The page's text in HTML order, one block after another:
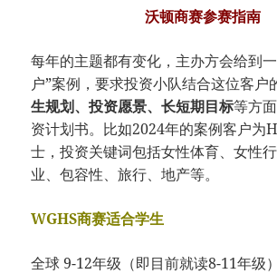
沃顿商赛参赛指南
每年的主题都有变化，主办方会给到
户”案例，要求投资小队结合这位客户
生规划、投资愿景、长短期目标等方
资计划书。比如2024年的案例客户为
士，投资关键词包括女性体育、女性
业、包容性、旅行、地产等。
WGHS商赛适合学生
全球 9-12年级（即目前就读8-11年级